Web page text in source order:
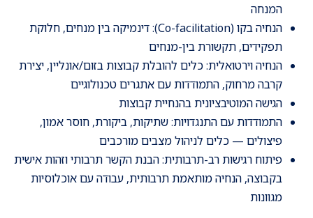
המנחה
הנחיה בקו (Co-facilitation): דינמיקה בין מנחים, חלוקת
תפקידים, תקשורת בין-מנחים
הנחיה וירטואלית: כלים להובלת קבוצות בזום/אונליין, יצירת
קרבה מרחוק, התמודדות עם אתגרים טכנולוגיים
הגישה המוטיבציונית בהנחיית קבוצות
התמודדות עם התנגדויות: שתיקות, ביקורת, חוסר אמון,
פיצולים — כלים לניהול מצבים מורכבים
פיתוח רגישות רב-תרבותית: הבנת הקשר תרבותי וזהות אישית
בקבוצה, הנחיה מותאמת תרבותית, עבודה עם אוכלוסיות
מגוונות